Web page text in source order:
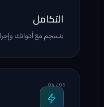
التكامل
تنسجم مع أدواتك
04 / 05